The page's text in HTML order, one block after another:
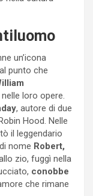
un’icona
punto che
loro opere.
, autore di due
Hood. Nelle
il leggendario
nome Robert,
zio, fuggì nella
conobbe
che rimane